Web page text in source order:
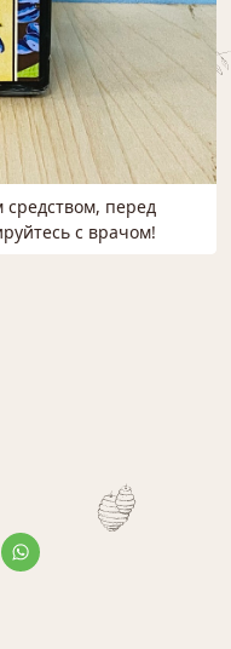
средством, перед
с врачом!